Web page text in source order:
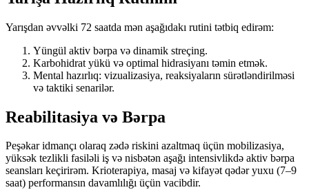
Yarışdan əvvəlki 72 saatda mən aşağıdakı rutini tətbiq edirəm:
Yüngül aktiv bərpa və dinamik streçing.
Karbohidrat yükü və optimal hidrasiyanı təmin etmək.
Mental hazırlıq: vizualizasiya, reaksiyaların sürətləndirilməsi
və taktiki senarilər.
Reabilitasiya və Bərpa
Peşəkar idmançı olaraq zədə riskini azaltmaq üçün mobilizasiya,
yüksək tezlikli fasiləli iş və nisbətən aşağı intensivlikdə aktiv bərpa
seansları keçirirəm. Krioterapiya, masaj və kifayət qədər yuxu (7–9
saat) performansın davamlılığı üçün vacibdir.